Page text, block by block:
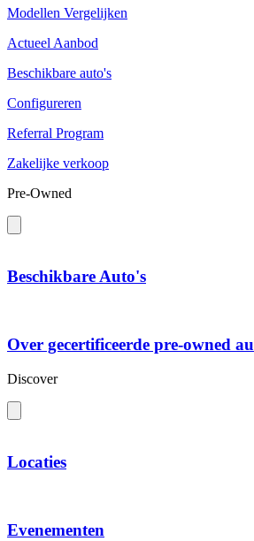
Modellen Vergelijken
Actueel Aanbod
Beschikbare auto's
Configureren
Referral Program
Zakelijke verkoop
Pre-Owned
Beschikbare Auto's
Over gecertificeerde pre-owned
Discover
Locaties
Evenementen